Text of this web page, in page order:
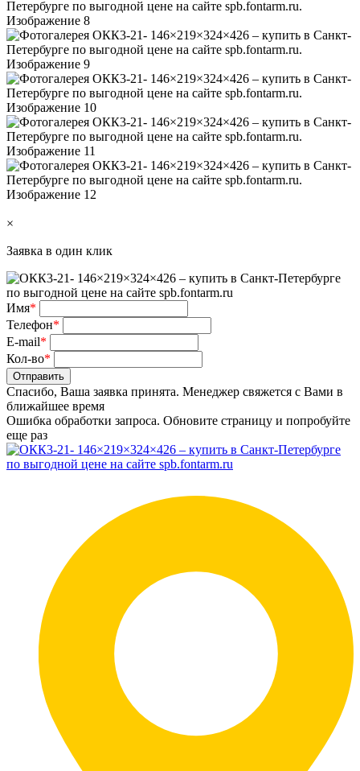
×
Заявка в один клик
Имя*
Телефон*
E-mail*
Кол-во*
Отправить
Спасибо, Ваша заявка принята. Менеджер свяжется с Вами в
ближайшее время
Ошибка обработки запроса. Обновите страницу и попробуйте
еще раз